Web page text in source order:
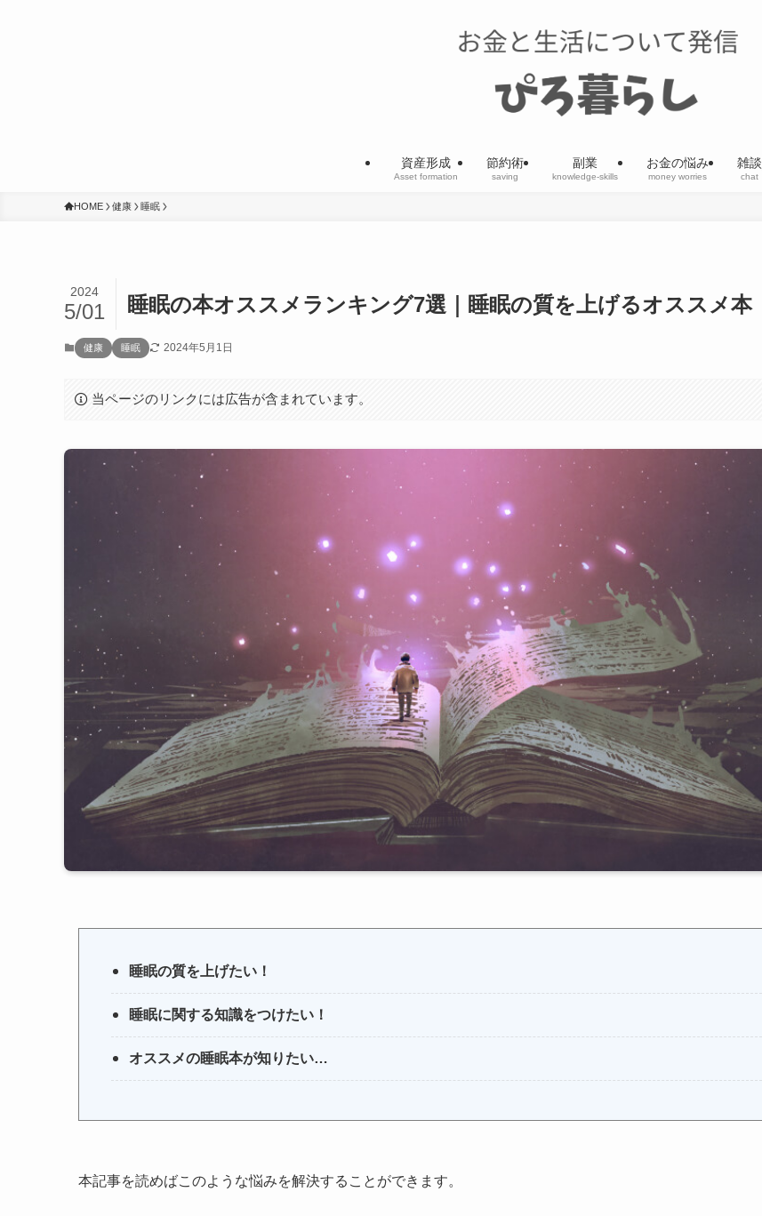
資産形成
Asset formation
節約術
saving
副業
knowledge-skills
お金の悩み
money worries
雑談
chat
HOME 健康 睡眠
睡眠の本オススメランキング7選｜睡眠の質を上げるオススメ本
2024
5/01
健康 睡眠 2024年5月1日
当ページのリンクには広告が含まれています。
睡眠の質を上げたい！
睡眠に関する知識をつけたい！
オススメの睡眠本が知りたい…
本記事を読めばこのような悩みを解決することができます。